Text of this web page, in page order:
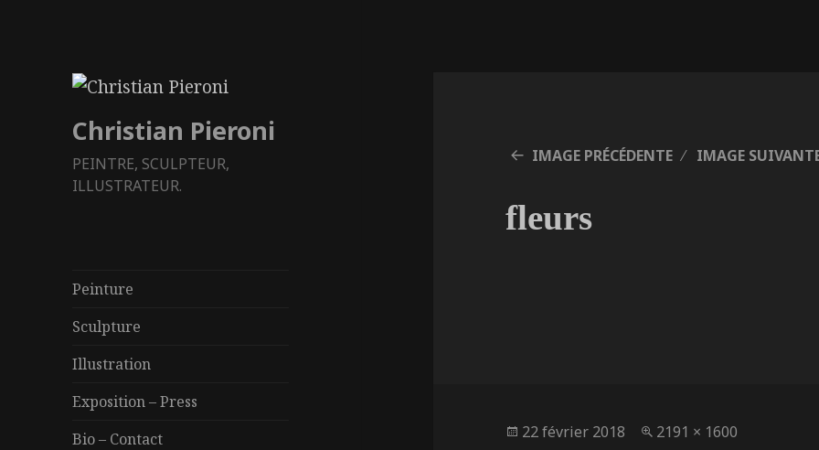
Christian Pieroni
PEINTRE, SCULPTEUR,
ILLUSTRATEUR.
Peinture
Sculpture
Illustration
Exposition – Press
Bio – Contact
IMAGE PRÉCÉDENTE IMAGE
fleurs
Publié
22 février 2018
Taille
2191 × 1600